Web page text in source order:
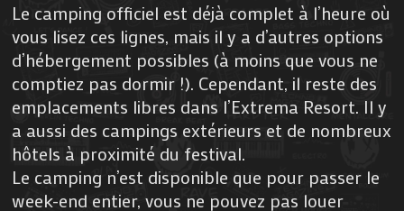
Le camping officiel est déjà complet à l’heure où
vous lisez ces lignes, mais il y a d’autres options
d’hébergement possibles (à moins que vous ne
comptiez pas dormir !). Cependant, il reste des
emplacements libres dans l’Extrema Resort. Il y
a aussi des campings extérieurs et de nombreux
hôtels à proximité du festival.
Le camping n’est disponible que pour passer le
week-end entier, vous ne pouvez pas louer